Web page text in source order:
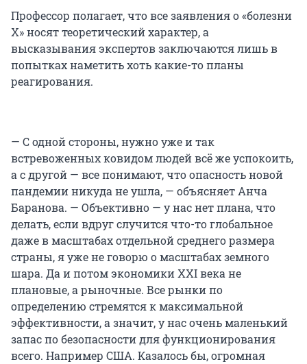
Профессор полагает, что все заявления о «болезни
Х» носят теоретический характер, а
высказывания экспертов заключаются лишь в
попытках наметить хоть какие-то планы
реагирования.
— С одной стороны, нужно уже и так
встревоженных ковидом людей всё же успокоить,
а с другой — все понимают, что опасность новой
пандемии никуда не ушла, — объясняет Анча
Баранова. — Объективно — у нас нет плана, что
делать, если вдруг случится что-то глобальное
даже в масштабах отдельной среднего размера
страны, я уже не говорю о масштабах земного
шара. Да и потом экономики XXI века не
плановые, а рыночные. Все рынки по
определению стремятся к максимальной
эффективности, а значит, у нас очень маленький
запас по безопасности для функционирования
всего. Например США. Казалось бы, огромная